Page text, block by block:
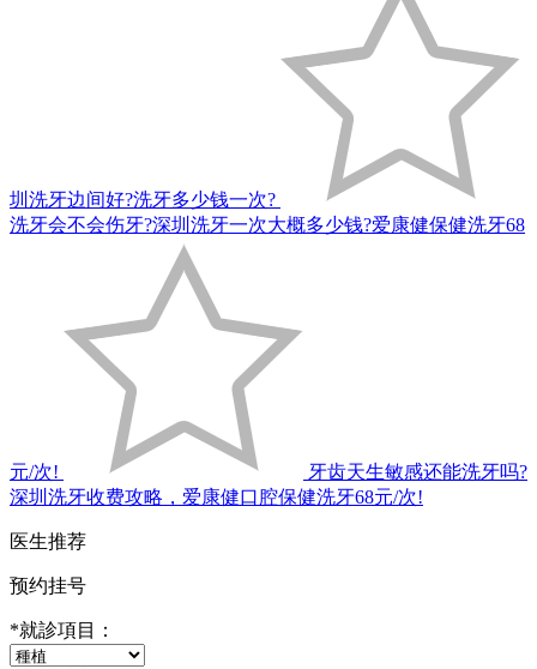
圳洗牙边间好?洗牙多少钱一次?
洗牙会不会伤牙?深圳洗牙一次大概多少钱?爱康健保健洗牙68
元/次!
牙齿天生敏感还能洗牙吗?
深圳洗牙收费攻略，爱康健口腔保健洗牙68元/次!
医生推荐
预约挂号
*就診項目：